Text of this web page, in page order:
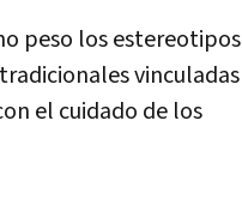
peso los estereotipos
vinculadas
el cuidado de los